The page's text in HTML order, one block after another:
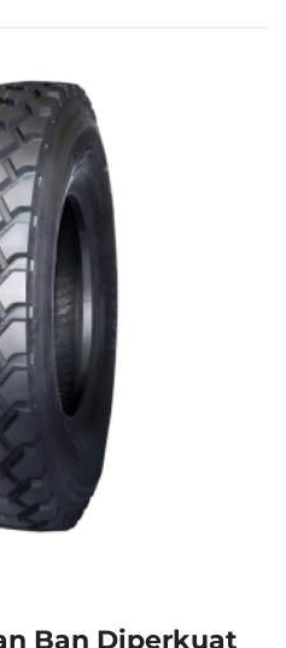
Ban Diperkuat